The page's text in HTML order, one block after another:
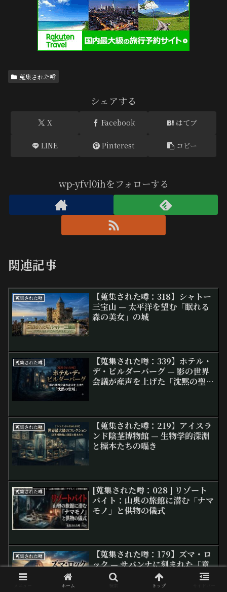
蒐集された噂
シェアする
X Facebook はてブ
LINE Pinterest コピー
wp-yfvl0ihをフォローする
関連記事
蒐集された噂
【蒐集された噂：318】シャトー
三宝山 — 太平洋を望む「眠れる
森の美女」の城
蒐集された噂
​【蒐集された噂：339】ホテル・
デ・ビルダーバーグ — 影の世界
会議が産声を上げた「沈黙の聖
蒐集された噂
【蒐集された噂：219】アイスラ
ンド陰茎博物館 — 生物学的深淵
と標本たちの囁き
蒐集された噂
[蒐集された噂：028 ] リゾート
バイト：山奥の旅館に潜む「ナマ
モノ」と供物の儀式
蒐集された噂
【蒐集された噂：179】ズマ・ロ
ック — サバンナに刻まれた「意
思を持つ巨大岩」
ホーム トップ